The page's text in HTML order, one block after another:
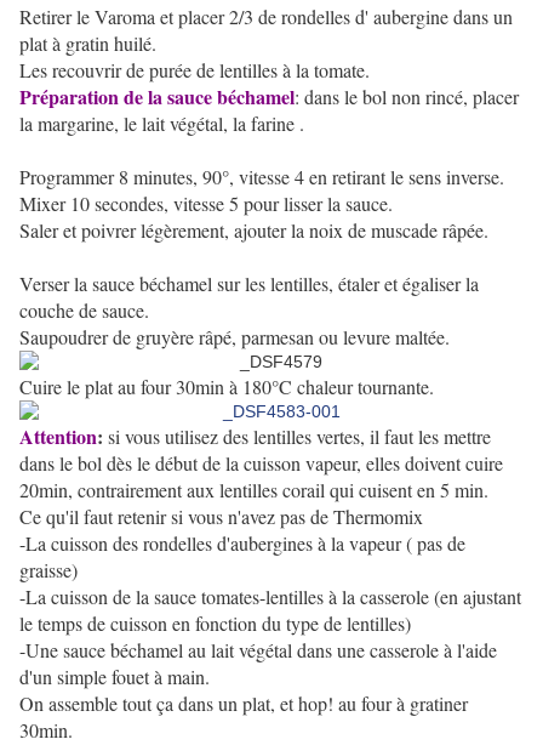
Retirer le Varoma et placer 2/3 de rondelles d' aubergine dans un
plat à gratin huilé.
Les recouvrir de purée de lentilles à la tomate.
Préparation de la sauce béchamel: dans le bol non rincé, placer
la margarine, le lait végétal, la farine .
Programmer 8 minutes, 90°, vitesse 4 en retirant le sens inverse.
Mixer 10 secondes, vitesse 5 pour lisser la sauce.
Saler et poivrer légèrement, ajouter la noix de muscade râpée.
Verser la sauce béchamel sur les lentilles, étaler et égaliser la
couche de sauce.
Saupoudrer de gruyère râpé, parmesan ou levure maltée.
Cuire le plat au four 30min à 180°C chaleur tournante.
Attention: si vous utilisez des lentilles vertes, il faut les mettre
dans le bol dès le début de la cuisson vapeur, elles doivent cuire
20min, contrairement aux lentilles corail qui cuisent en 5 min.
Ce qu'il faut retenir si vous n'avez pas de Thermomix
-La cuisson des rondelles d'aubergines à la vapeur ( pas de
graisse)
-La cuisson de la sauce tomates-lentilles à la casserole (en ajustant
le temps de cuisson en fonction du type de lentilles)
-Une sauce béchamel au lait végétal dans une casserole à l'aide
d'un simple fouet à main.
On assemble tout ça dans un plat, et hop! au four à gratiner
30min.